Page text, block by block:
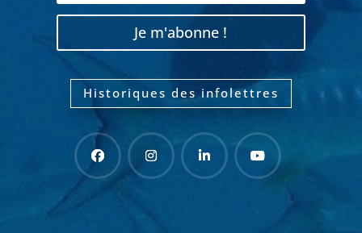
Je m'abonne !
Historiques des infolettres